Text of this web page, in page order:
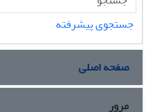
جستجوی پیشرفته
صفحه اصلی
مرور